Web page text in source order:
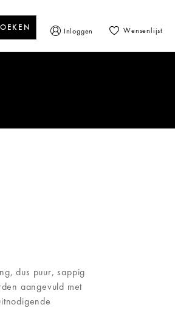
Inloggen Wensenlijst
dus puur, sappig
aangevuld met